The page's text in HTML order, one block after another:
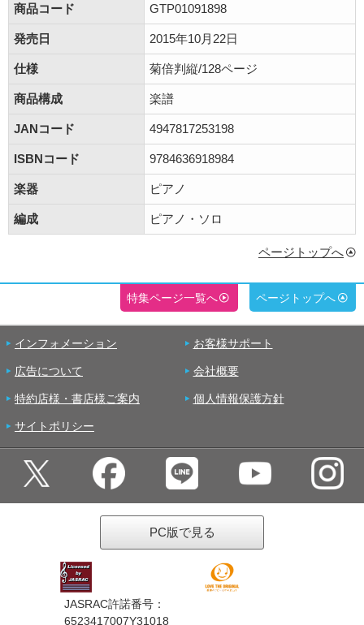
商品コード
GTP01091898
発売日 2015年10月22日
仕様 菊倍判縦/128ページ
商品構成 楽譜
JANコード 4947817253198
ISBNコード 9784636918984
楽器 ピアノ
編成 ピアノ・ソロ
ページトップへ
特集ページ一覧へ ページトップへ
インフォメーション お客様サポート
広告について 会社概要
特約店様・書店様ご案内 個人情報保護方針
サイトポリシー
PC版で見る
JASRAC許諾番号：
6523417007Y31018